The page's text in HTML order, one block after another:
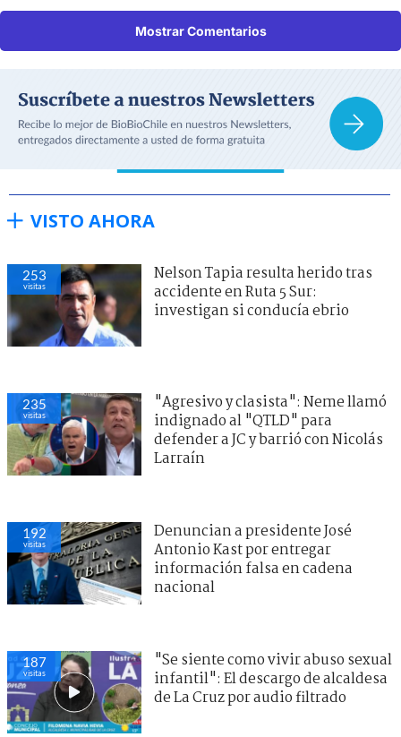
Mostrar Comentarios
VISTO AHORA
253
visitas
Nelson Tapia resulta herido tras
accidente en Ruta 5 Sur:
investigan si conducía ebrio
235
visitas
"Agresivo y clasista": Neme llamó
indignado al "QTLD" para
defender a JC y barrió con Nicolás
Larraín
192
visitas
Denuncian a presidente José
Antonio Kast por entregar
información falsa en cadena
nacional
187
visitas
"Se siente como vivir abuso sexual
infantil": El descargo de alcaldesa
de La Cruz por audio filtrado